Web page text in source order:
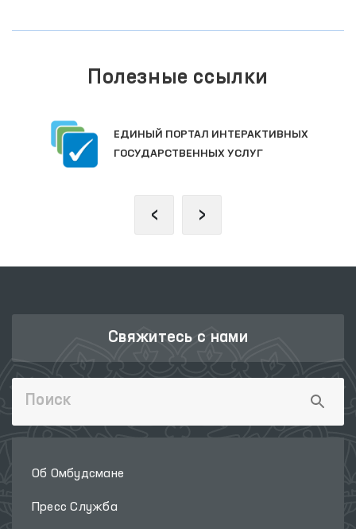
Полезные ссылки
ЕДИНЫЙ ПОРТАЛ ИНТЕРАКТИВНЫХ
ГОСУДАРСТВЕННЫХ УСЛУГ
‹ ›
Свяжитесь с нами
Об Омбудсмане
Пресс Служба